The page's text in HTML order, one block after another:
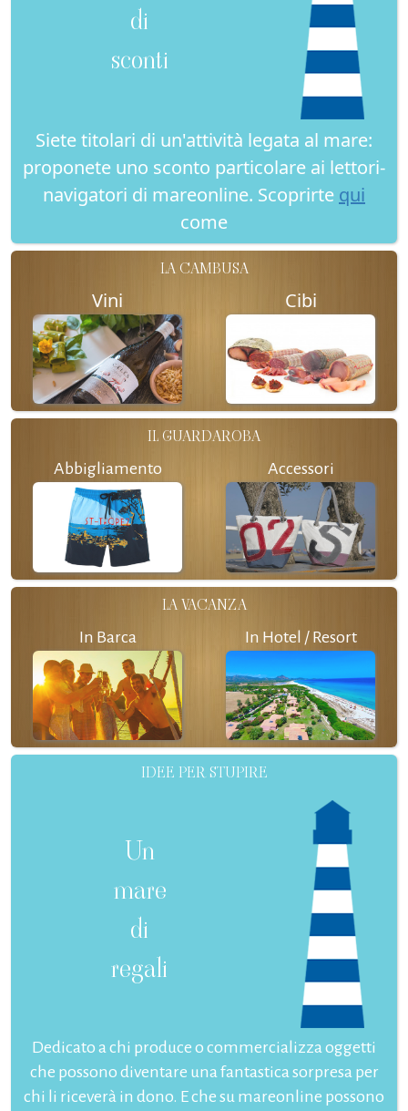
di
sconti
Siete titolari di un'attività legata al mare:
proponete uno sconto particolare ai lettori-
navigatori di mareonline. Scoprirte qui
come
LA CAMBUSA
Vini Cibi
IL GUARDAROBA
Abbigliamento Accessori
LA VACANZA
In Barca In Hotel / Resort
IDEE PER STUPIRE
Un
mare
di
regali
Dedicato a chi produce o commercializza oggetti
che possono diventare una fantastica sorpresa per
chi li riceverà in dono. E che su mareonline possono